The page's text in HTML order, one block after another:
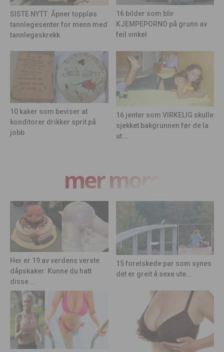
SISTE NYTT: Åpner toppløs
tannlegesenter for menn med
tannlegeskrekk
16 bilder som blir
KJEMPEPORNO på grunn av
feil vinkel
10 kaker som beviser at
konditorer drikker sprit på
jobb
16 jenter som VIRKELIG skulle
sjekket bakgrunnen før de la
ut...
mer moro
Her er 19 av verdens verste
dåpskaker. Kunne du hatt
disse...
15 forelskede par som synes
det er greit å sexe ute...